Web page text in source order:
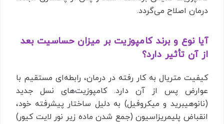
درمان اصلاح می‌گردد.
آیا نوع و برند کامپوزیت بر میزان حساسیت بعد
از آن تأثیر دارد؟
کیفیت متریال به کار رفته در درمان، رابطه‌ای مستقیم با
عوارض پس از آن دارد. کامپوزیت‌های نسل جدید
(نانوهیبرید و میکروفیل) به دلیل ساختار پیشرفته خود،
انقباض پلیمریزاسیون (جمع شدن ماده زیر نور لایت کیور)